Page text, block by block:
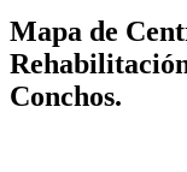
Mapa de
Conchos.